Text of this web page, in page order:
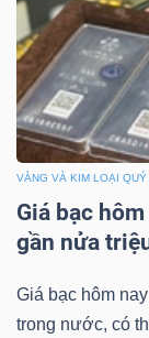
VÀNG VÀ KIM LOẠI QUÝ
Giá bạc
gần nửa
Giá bạc hôm
trong nước, có
SECTOR
NĂNG
LƯỢNG